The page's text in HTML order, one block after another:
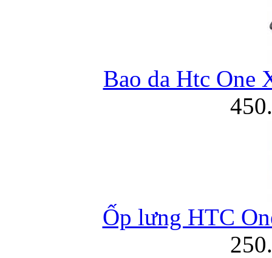
Bao da Htc One
Ốp lưng HTC